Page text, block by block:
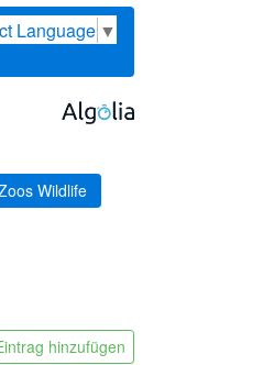
Language ▼
Wildlife
hinzufügen